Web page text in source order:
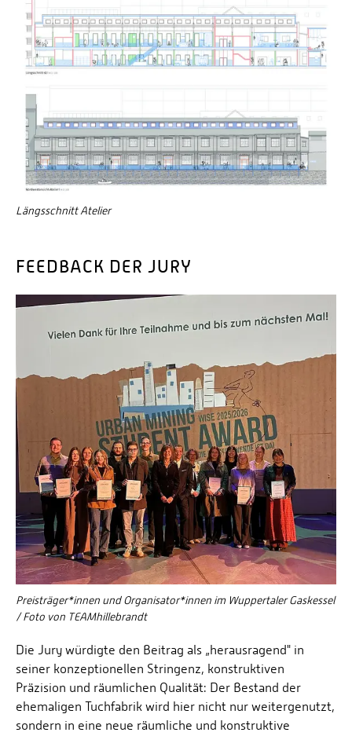
Längsschnitt Atelier
FEEDBACK DER JURY
Preisträger*innen und Organisator*innen im Wuppertaler Gaskessel
/ Foto von TEAMhillebrandt
Die Jury würdigte den Beitrag als „herausragend" in
seiner konzeptionellen Stringenz, konstruktiven
Präzision und räumlichen Qualität: Der Bestand der
ehemaligen Tuchfabrik wird hier nicht nur weitergenutzt,
sondern in eine neue räumliche und konstruktive